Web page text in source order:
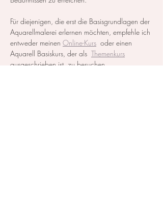
Für diejenigen, die erst die Basisgrundlagen der
Aquarellmalerei erlernen möchten, empfehle ich
entweder meinen Online-Kurs oder einen
Aquarell Basiskurs, der als Themenkurs
ausgeschrieben ist, zu besuchen.